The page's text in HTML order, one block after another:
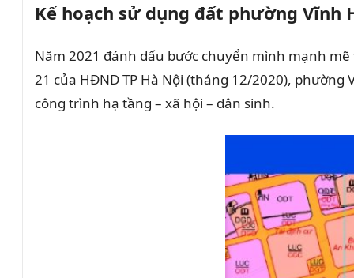
Kế hoạch sử dụng đất phường Vĩnh
Năm 2021 đánh dấu bước chuyển mình mạnh
21 của HĐND TP Hà Nội (tháng 12/2020),
công trình hạ tầng – xã hội – dân sinh.